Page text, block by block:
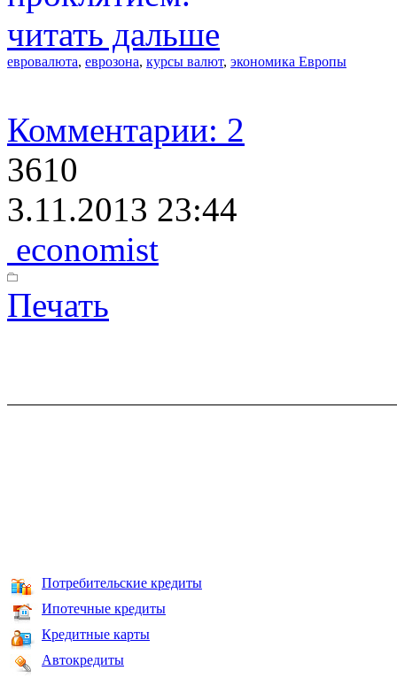
читать дальше
евровалюта, еврозона, курсы валют, экономика Европы
Комментарии: 2
3610
3.11.2013 23:44
economist
Печать
Потребительские кредиты
Ипотечные кредиты
Кредитные карты
Автокредиты